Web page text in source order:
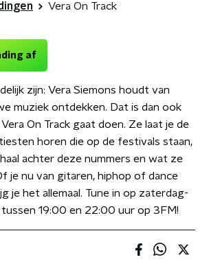
Vera On Track
af
zijn: Vera Siemons houdt van
muziek ontdekken. Dat is dan ook
On Track gaat doen. Ze laat je de
horen die op de festivals staan,
achter deze nummers en wat ze
je nu van gitaren, hiphop of dance
je het allemaal. Tune in op zaterdag-
19:00 en 22:00 uur op 3FM!